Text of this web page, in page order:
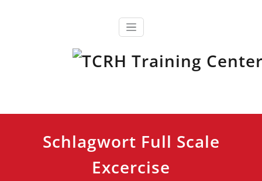
TCRH Training Center Retten
und Helfen
Schlagwort Full Scale
Excercise